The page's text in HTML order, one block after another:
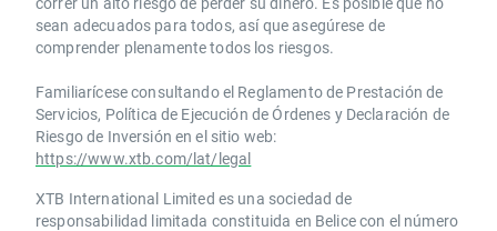
sean adecuados para todos, así que asegúrese de
comprender plenamente todos los riesgos.
Familiarícese consultando el Reglamento de Prestación de
Servicios, Política de Ejecución de Órdenes y Declaración de
Riesgo de Inversión en el sitio web:
https://www.xtb.com/lat/legal
XTB International Limited es una sociedad de
responsabilidad limitada constituida en Belice con el número